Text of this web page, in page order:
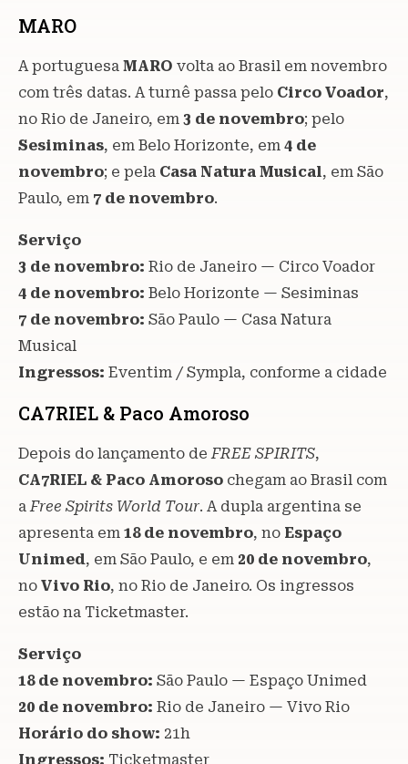
MARO
A portuguesa MARO volta ao Brasil em novembro
com três datas. A turnê passa pelo Circo Voador,
no Rio de Janeiro, em 3 de novembro; pelo
Sesiminas, em Belo Horizonte, em 4 de
novembro; e pela Casa Natura Musical, em São
Paulo, em 7 de novembro.
Serviço
3 de novembro: Rio de Janeiro — Circo Voador
4 de novembro: Belo Horizonte — Sesiminas
7 de novembro: São Paulo — Casa Natura
Musical
Ingressos: Eventim / Sympla, conforme a cidade
CA7RIEL & Paco Amoroso
Depois do lançamento deFREE SPIRITS,
CA7RIEL & Paco Amoroso chegam ao Brasil com
aFree Spirits World Tour. A dupla argentina se
apresenta em 18 de novembro, no Espaço
Unimed, em São Paulo, e em 20 de novembro,
no Vivo Rio, no Rio de Janeiro. Os ingressos
estão na Ticketmaster.
Serviço
18 de novembro: São Paulo — Espaço Unimed
20 de novembro: Rio de Janeiro — Vivo Rio
Horário do show: 21h
Ingressos: Ticketmaster